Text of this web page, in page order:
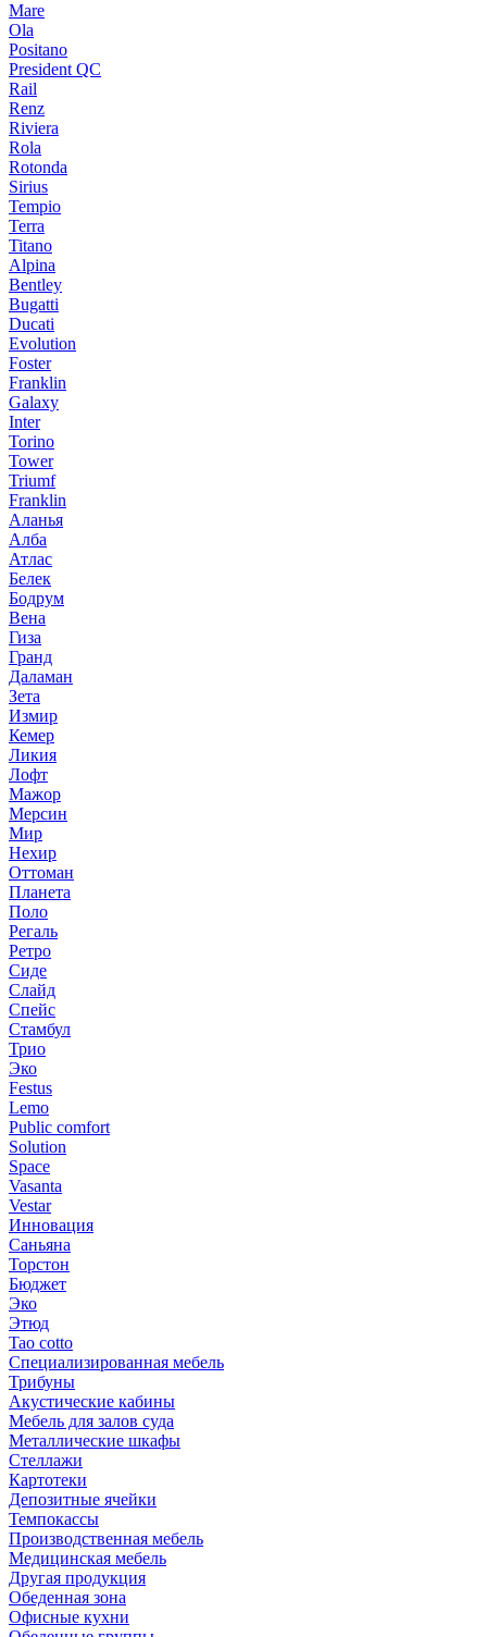
Mare
Ola
Positano
President QC
Rail
Renz
Riviera
Rola
Rotonda
Sirius
Tempio
Terra
Titano
Alpina
Bentley
Bugatti
Ducati
Evolution
Foster
Franklin
Galaxy
Inter
Torino
Tower
Triumf
Franklin
Аланья
Алба
Атлас
Белек
Бодрум
Вена
Гиза
Гранд
Даламан
Зета
Измир
Кемер
Ликия
Лофт
Мажор
Мерсин
Мир
Нехир
Оттоман
Планета
Поло
Регаль
Ретро
Сиде
Слайд
Спейс
Стамбул
Трио
Эко
Festus
Lemo
Public comfort
Solution
Space
Vasanta
Vestar
Инновация
Саньяна
Торстон
Бюджет
Эко
Этюд
Tao cotto
Специализированная мебель
Трибуны
Акустические кабины
Мебель для залов суда
Металлические шкафы
Стеллажи
Картотеки
Депозитные ячейки
Темпокассы
Производственная мебель
Медицинская мебель
Другая продукция
Обеденная зона
Офисные кухни